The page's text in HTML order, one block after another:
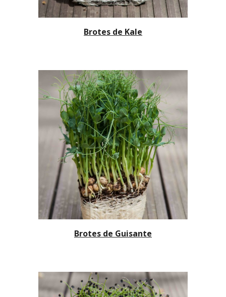
Brotes de Kale
Brotes de Guisante